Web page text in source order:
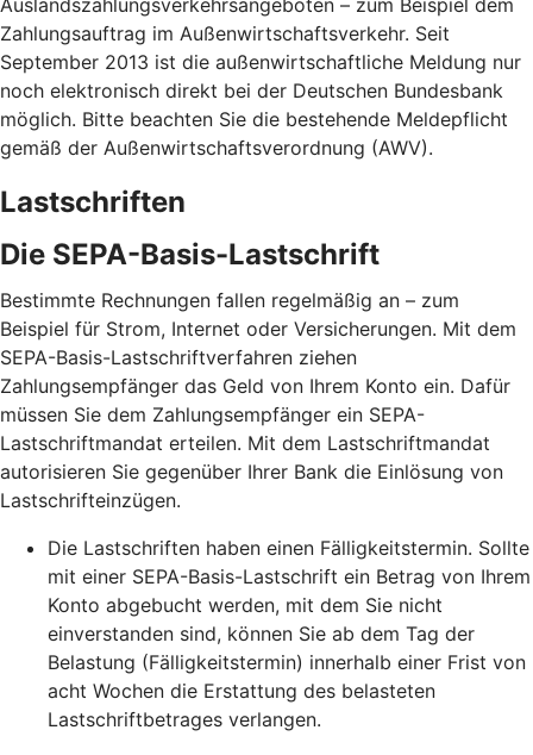
Auslandszahlungsverkehrsangeboten – zum Beispiel dem
Zahlungsauftrag im Außenwirtschaftsverkehr. Seit
September 2013 ist die außenwirtschaftliche Meldung nur
noch elektronisch direkt bei der Deutschen Bundesbank
möglich. Bitte beachten Sie die bestehende Meldepflicht
gemäß der Außenwirtschaftsverordnung (AWV).
Lastschriften
Die SEPA-Basis-Lastschrift
Bestimmte Rechnungen fallen regelmäßig an – zum
Beispiel für Strom, Internet oder Versicherungen. Mit dem
SEPA-Basis-Lastschriftverfahren ziehen
Zahlungsempfänger das Geld von Ihrem Konto ein. Dafür
müssen Sie dem Zahlungsempfänger ein SEPA-
Lastschriftmandat erteilen. Mit dem Lastschriftmandat
autorisieren Sie gegenüber Ihrer Bank die Einlösung von
Lastschrifteinzügen.
Die Lastschriften haben einen Fälligkeitstermin. Sollte
mit einer SEPA-Basis-Lastschrift ein Betrag von Ihrem
Konto abgebucht werden, mit dem Sie nicht
einverstanden sind, können Sie ab dem Tag der
Belastung (Fälligkeitstermin) innerhalb einer Frist von
acht Wochen die Erstattung des belasteten
Lastschriftbetrages verlangen.